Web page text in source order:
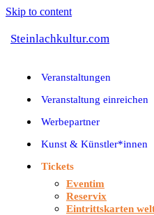
Skip to content
Steinlachkultur.com
Veranstaltungen
Veranstaltung einreichen
Werbepartner
Kunst & Künstler*innen
Tickets
Eventim
Reservix
Eintrittskarten